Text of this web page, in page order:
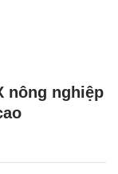
nông nghiệp